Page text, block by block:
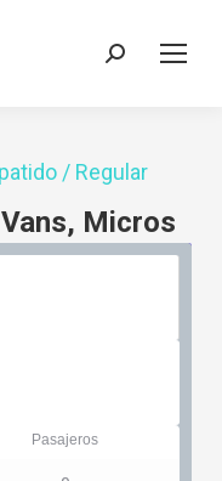
Buscar:
/ Regular
Micros
Pasajeros